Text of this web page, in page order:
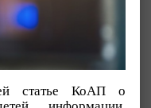
статье КоАП о